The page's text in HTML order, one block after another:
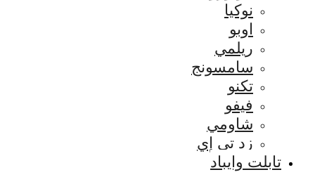
نوكيا
اوبو
ريلمي
سامسونج
تكنو
فيفو
شاومي
زد تي إي
تابلت وايباد